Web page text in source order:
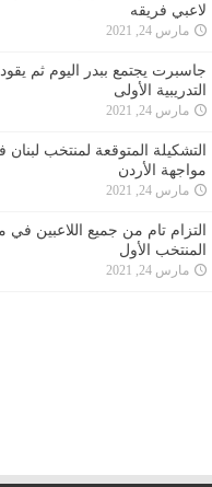
لاعبي فريقه
مارس 24, 2021
جاسبرت يجتمع ببدر اليوم ثم
التدريبية الأولى
مارس 24, 2021
التشكيلة المتوقعة لمنتخب لبنان
مواجهة الأردن
مارس 24, 2021
التزام تام من جميع اللاعبين في
المنتخب الأول
مارس 24, 2021